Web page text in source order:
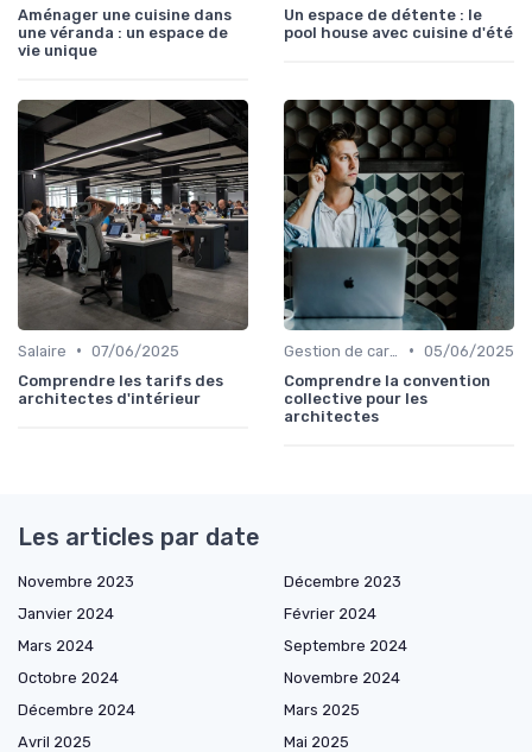
Aménager une cuisine dans
une véranda : un espace de
vie unique
Un espace de détente : le
pool house avec cuisine d'été
Salaire • 07/06/2025
Comprendre les tarifs des
architectes d'intérieur
• 05/06/2025
Comprendre la convention
collective pour les
architectes
Les articles par date
Novembre 2023
Décembre 2023
Janvier 2024
Février 2024
Mars 2024
Septembre 2024
Octobre 2024
Novembre 2024
Décembre 2024
Mars 2025
Avril 2025
Mai 2025